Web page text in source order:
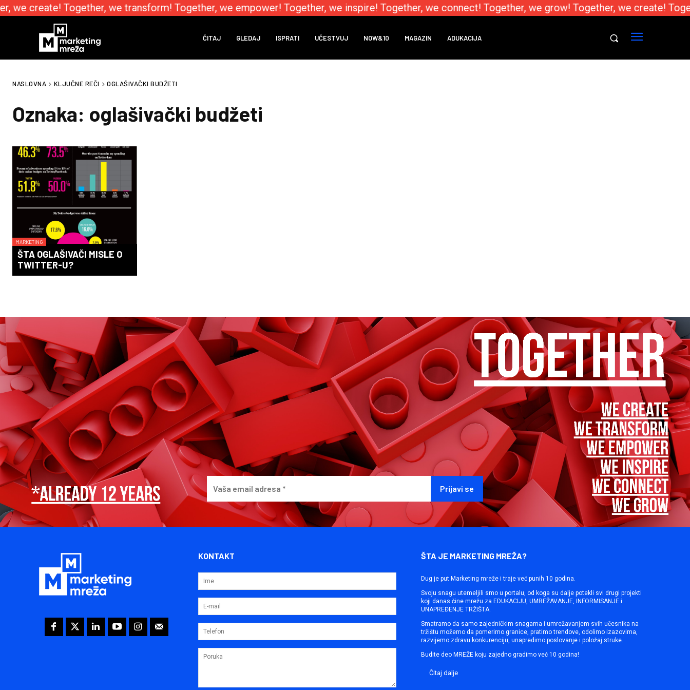
we create! Together, we transform! Together, we empower! Together, we inspire! Together, we connect! Together, we grow! Together, we create!
ČITAJ GLEDAJ ISPRATI UČESTVUJ NOW&10 MAGAZIN ADUKACIJA
NASLOVNA KLJUČNE REČI OGLAŠIVAČKI BUDŽETI
Oznaka: oglašivački budžeti
MARKETING
ŠTA OGLAŠIVAČI MISLE O
TWITTER-U?
KONTAKT ŠTA JE MARKETING MREŽA?
Dug je put Marketing mreže i traje već punih 10 godina.
Svoju snagu utemeljili smo u portalu, od koga su dalje potekli svi drugi projekti
koji danas čine mrežu za EDUKACIJU, UMREŽAVANJE, INFORMISANJE i
UNAPREĐENJE TRŽIŠTA.
Smatramo da samo zajedničkim snagama i umrežavanjem svih učesnika na
tržištu možemo da pomerimo granice, pratimo trendove, odolimo izazovima,
razvijemo zdravu konkurenciju, unapredimo poslovanje i položaj struke.
Budite deo MREŽE koju zajedno gradimo već 10 godina!
Čitaj dalje